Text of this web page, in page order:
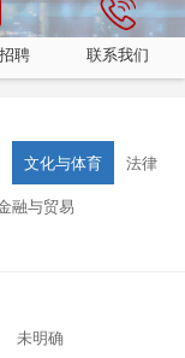
聘 联系我们
文化与体育
法律
融与贸易
未明确